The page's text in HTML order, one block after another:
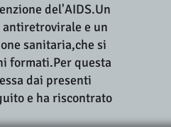
del'AIDS.Un
e un
sanitaria,che si
formati.Per questa
dai presenti
e ha riscontrato